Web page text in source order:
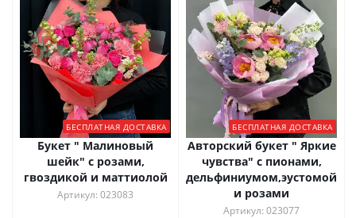
БЕСПЛАТНАЯ ДОСТАВКА
Букет " Малиновый
шейк" с розами,
гвоздикой и маттиолой
Артикул: 023083
БЕСПЛАТНАЯ ДОСТАВКА
Авторский букет " Яркие
чувства" с пионами,
дельфиниумом,эустомой
и розами
Артикул: 023077